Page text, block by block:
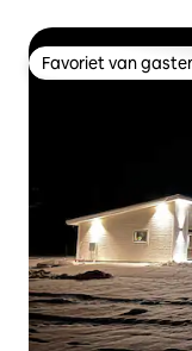
Favoriet van
Favoriet van